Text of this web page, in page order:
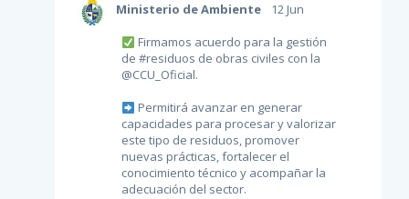
Ministerio de Ambiente
12 Jun
Firmamos acuerdo para la gestión
de #residuos de obras civiles con la
@CCU_Oficial.
Permitirá avanzar en generar
capacidades para procesar y valorizar
este tipo de residuos, promover
nuevas prácticas, fortalecer el
conocimiento técnico y acompañar la
adecuación del sector.